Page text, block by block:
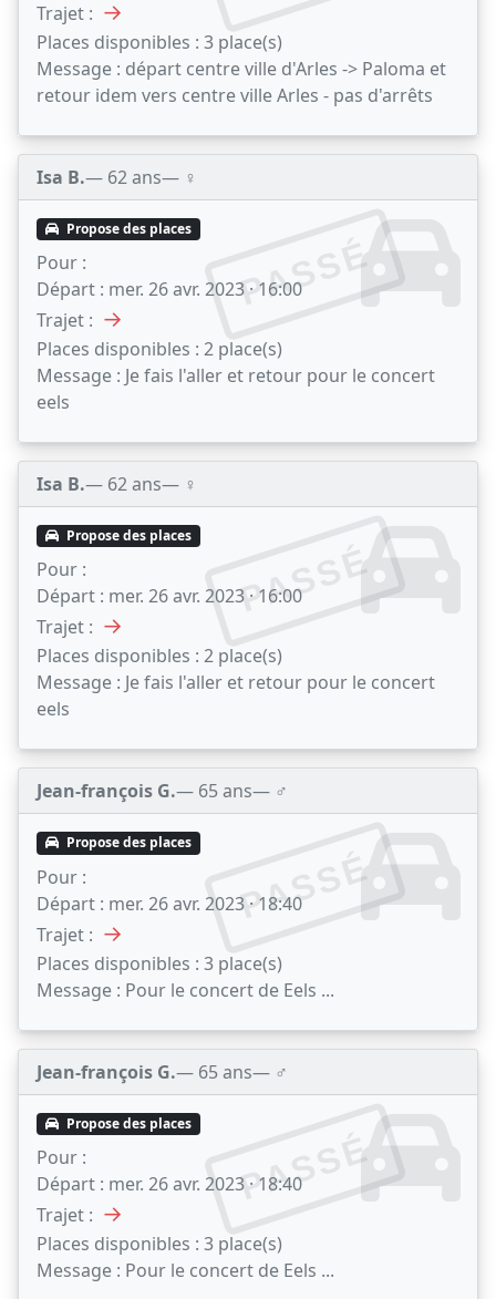
Trajet : →
Places disponibles : 3 place(s)
Message : départ centre ville d'Arles -> Paloma et
retour idem vers centre ville Arles - pas d'arrêts
Isa B.— 62 ans— ♀️
PASSÉ
Propose des places
Pour :
Départ : mer. 26 avr. 2023 · 16:00
Trajet : →
Places disponibles : 2 place(s)
Message : Je fais l'aller et retour pour le concert
eels
Isa B.— 62 ans— ♀️
PASSÉ
Propose des places
Pour :
Départ : mer. 26 avr. 2023 · 16:00
Trajet : →
Places disponibles : 2 place(s)
Message : Je fais l'aller et retour pour le concert
eels
Jean-françois G.— 65 ans— ♂️
PASSÉ
Propose des places
Pour :
Départ : mer. 26 avr. 2023 · 18:40
Trajet : →
Places disponibles : 3 place(s)
Message : Pour le concert de Eels ...
Jean-françois G.— 65 ans— ♂️
PASSÉ
Propose des places
Pour :
Départ : mer. 26 avr. 2023 · 18:40
Trajet : →
Places disponibles : 3 place(s)
Message : Pour le concert de Eels ...